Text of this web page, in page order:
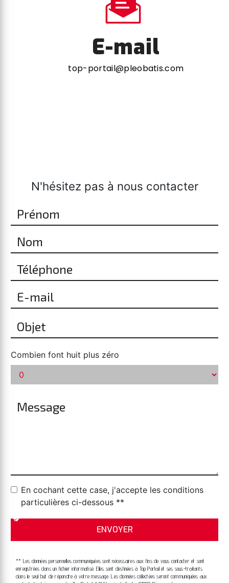
E-mail
top-portail@pleobatis.com
N'hésitez pas à nous contacter
Combien font huit plus zéro
En cochant cette case, j'accepte les conditions
particulières ci-dessous **
ENVOYER
** Les données personnelles communiquées sont nécessaires aux fins de vous contacter et sont
enregistrées dans un fichier informatisé. Elles sont destinées à Top Portail et ses sous-traitants
dans le seul but de répondre à votre message. Les données collectées seront communiquées aux